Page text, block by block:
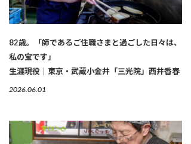
82歳。「師であるご住職さまと過ごした日々は、
私の宝です」
生涯現役｜東京・武蔵小金井「三光院」西井香春
2026.06.01